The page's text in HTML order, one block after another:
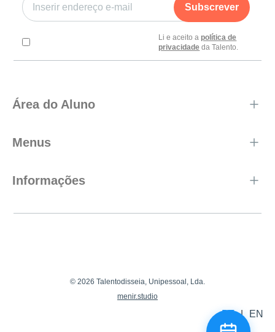
Li e aceito a política de
privacidade da Talento.
Subscrever
Área do Aluno
Menus
Informações
© 2026 Talentodisseia, Unipessoal, Lda.
menir.studio
PT | EN